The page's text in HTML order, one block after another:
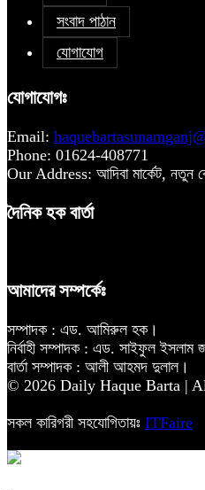
সংবাদ পাঠান
যোগাযোগ
যোগাযোগঃ
Email:
Phone: 01624-408771
Our Address: আদিবা মার্কেট, নতুন
দৈনিক হক বার্তা
আমাদের সম্পর্কেঃ
সম্পাদক : এড. আমিরুল হক।
নির্বাহী সম্পাদক : এড. সাইফুল ইসলাম
বার্তা সম্পাদক : আলী আহমদ দুলাল।
© 2026 Daily Haque Barta |
সকল কারিগরী সহযোগিতায়ঃ ITFaire